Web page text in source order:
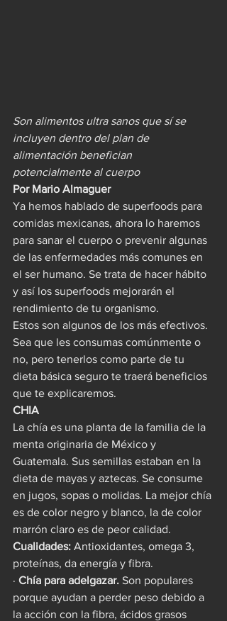
Son alimentos ultra sanos que sí se
incluyen dentro del plan de
alimentación benefician
potencialmente al cuerpo
Por Mario Almaguer
Ya hemos hablado de superfoods para
comidas mexicanas, ahora lo haremos
para sanar el cuerpo o prevenir algunas
de las enfermedades más comunes en
el ser humano. Se trata de hacer hábito
y así los superfoods mejorarán el
rendimiento de tu organismo.
Estos son algunos de los más efectivos.
Sea que les consumas comúnmente o
no, pero tenerlos como parte de tu
dieta básica seguro te traerá beneficios
que te explicaremos.
CHIA
La chía es una planta de la familia de la
menta originaria de México y
Guatemala. Sus semillas estaban en la
dieta de mayas y aztecas. Se consume
en jugos, sopas o molidas. La mejor chía
es de color negro y blanco, la de color
marrón claro es de peor calidad.
Cualidades: Antioxidantes, omega 3,
proteínas, da energía y fibra.
· Chía para adelgazar. Son populares
porque ayudan a perder peso debido a
la acción con la fibra, ácidos grasos